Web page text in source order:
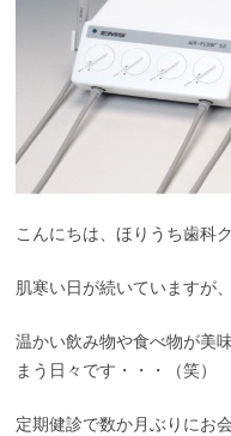
こんにちは、ほりうち歯科
肌寒い日が続いていますが
温かい飲み物や食べ物が美
まう日々です・・・（笑）
定期健診で数か月ぶりにお